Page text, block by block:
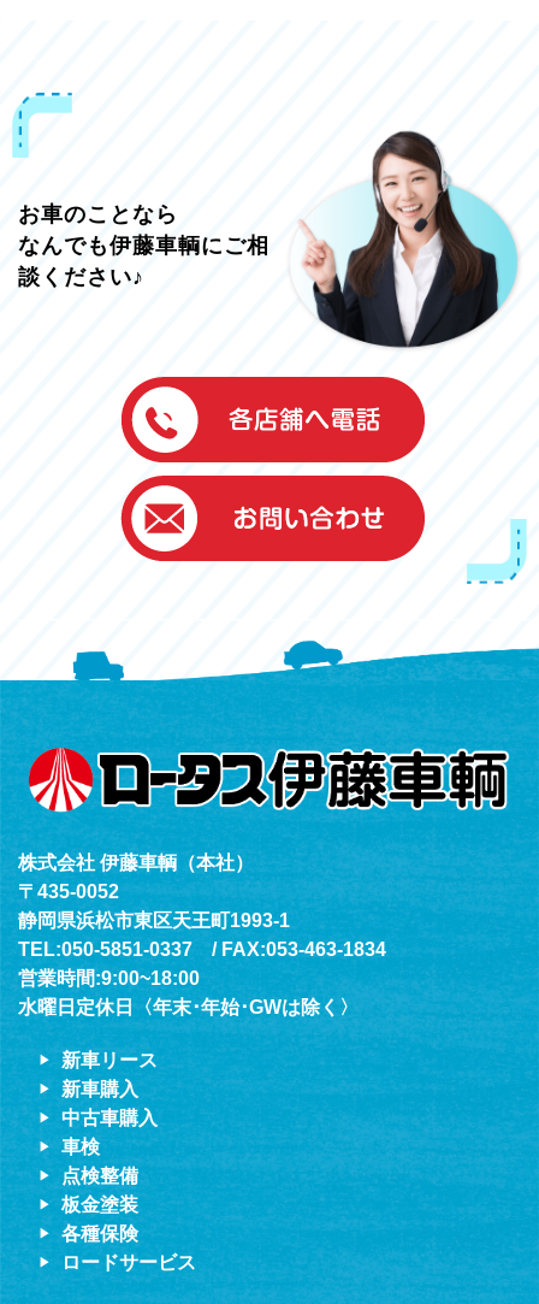
お車のことなら
なんでも伊藤車輌にご相
談ください♪
伊藤車輌（本社）
050-5851-0337
グッドワン浜松
050-5851-0338
浜北店
050-5851-0339
（年中無休24h対応）
株式会社 伊藤車輌（本社）
〒435-0052
静岡県浜松市東区天王町1993-1
TEL:050-5851-0337 / FAX:053-463-1834
営業時間:9:00~18:00
水曜日定休日〈年末･年始･GWは除く〉
新車リース
新車購入
中古車購入
車検
点検整備
板金塗装
各種保険
ロードサービス